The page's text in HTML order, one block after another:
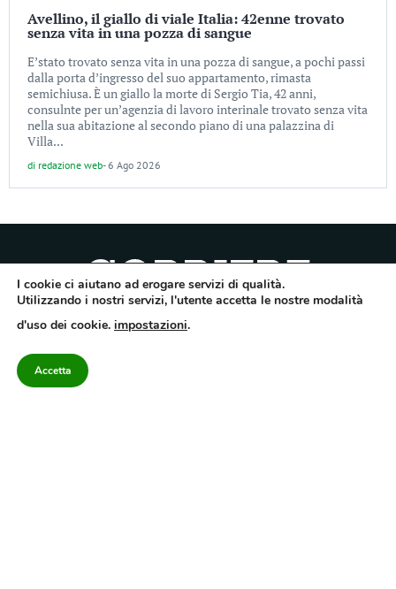
Avellino, il giallo di viale Italia: 42enne trovato
senza vita in una pozza di sangue
E’stato trovato senza vita in una pozza di sangue, a pochi passi
dalla porta d’ingresso del suo appartamento, rimasta
semichiusa. È un giallo la morte di Sergio Tia, 42 anni,
consulnte per un’agenzia di lavoro interinale trovato senza vita
nella sua abitazione al secondo piano di una palazzina di
Villa...
di redazione web-6 Ago 2026
10/9/2012. Iscritto nel Registro Operatori di Comunicazione al n.7671
Avellino – Cap.Soc. 20.000 € – REA 187346 – PI/CF. Reg. naz. stampa 10218/99
I cookie ci aiutano ad erogare servizi di qualità.
Utilizzando i nostri servizi, l'utente accetta le nostre modalità
d'uso dei cookie. impostazioni.
Accetta